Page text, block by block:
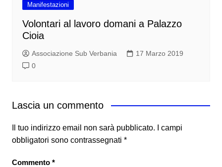
Manifestazioni
Volontari al lavoro domani a Palazzo
Cioia
Associazione Sub Verbania
17 Marzo 2019
0
Lascia un commento
Il tuo indirizzo email non sarà pubblicato.
I campi
obbligatori sono contrassegnati *
Commento *